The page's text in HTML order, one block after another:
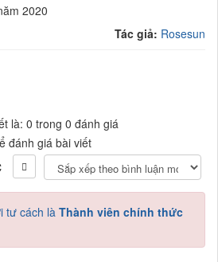
2020
Tác giả: Rosesun
là: 0 trong 0 đánh giá
đánh giá bài viết
tư cách là Thành viên chính thức